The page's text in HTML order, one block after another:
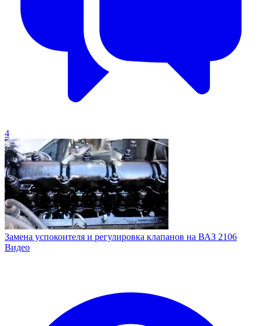
4
Замена успокоителя и регулировка клапанов на ВАЗ 2106
Видео